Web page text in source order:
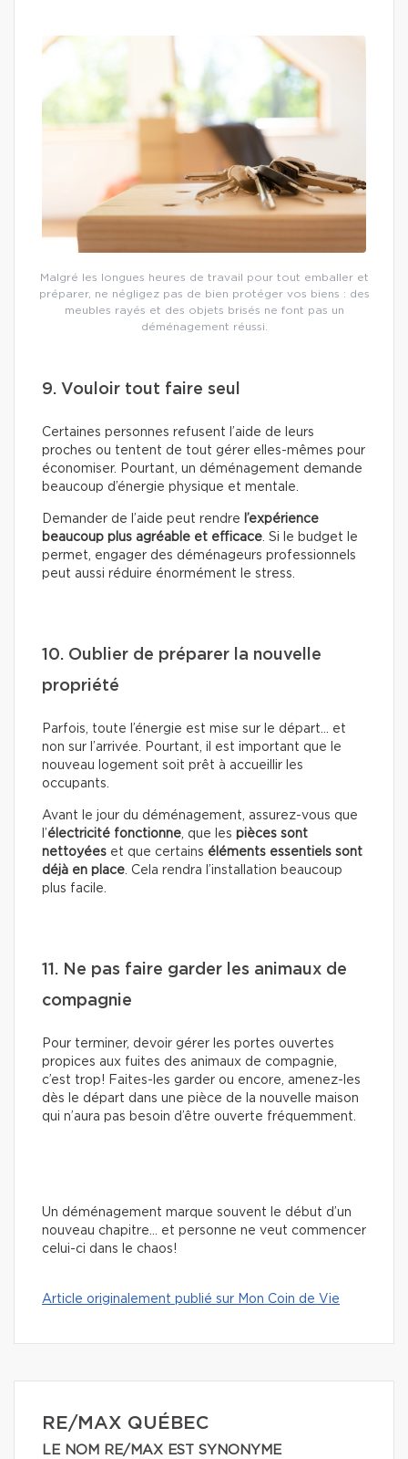
Malgré les longues heures de travail pour tout emballer et
préparer, ne négligez pas de bien protéger vos biens : des
meubles rayés et des objets brisés ne font pas un
déménagement réussi.
9. Vouloir tout faire seul
Certaines personnes refusent l’aide de leurs
proches ou tentent de tout gérer elles-mêmes pour
économiser. Pourtant, un déménagement demande
beaucoup d’énergie physique et mentale.
Demander de l’aide peut rendre l’expérience
beaucoup plus agréable et efficace. Si le budget le
permet, engager des déménageurs professionnels
peut aussi réduire énormément le stress.
10. Oublier de préparer la nouvelle
propriété
Parfois, toute l’énergie est mise sur le départ… et
non sur l’arrivée. Pourtant, il est important que le
nouveau logement soit prêt à accueillir les
occupants.
Avant le jour du déménagement, assurez-vous que
l’électricité fonctionne, que les pièces sont
nettoyées et que certains éléments essentiels sont
déjà en place. Cela rendra l’installation beaucoup
plus facile.
11. Ne pas faire garder les animaux de
compagnie
Pour terminer, devoir gérer les portes ouvertes
propices aux fuites des animaux de compagnie,
c’est trop! Faites-les garder ou encore, amenez-les
dès le départ dans une pièce de la nouvelle maison
qui n’aura pas besoin d’être ouverte fréquemment.
Un déménagement marque souvent le début d’un
nouveau chapitre… et personne ne veut commencer
celui-ci dans le chaos!
Article originalement publié sur Mon Coin de Vie
RE/MAX QUÉBEC
LE NOM RE/MAX EST SYNONYME